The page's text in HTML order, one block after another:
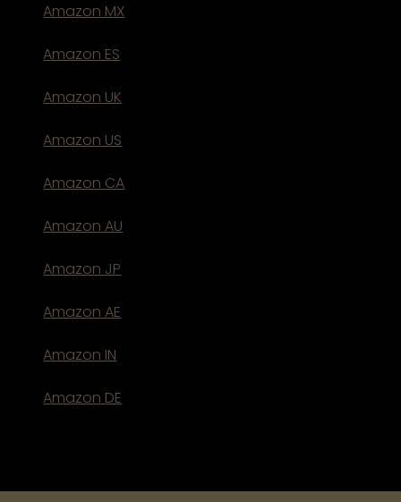
Amazon MX
Amazon ES
Amazon UK
Amazon US
Amazon CA
Amazon AU
Amazon JP
Amazon AE
Amazon IN
Amazon DE